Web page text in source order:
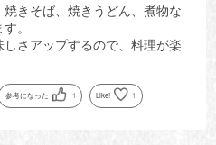
きそば、焼きうどん、煮物な
。
さアップするので、料理が楽
参考になった 1 Like! 1